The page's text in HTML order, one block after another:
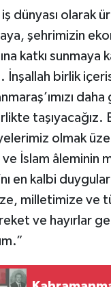
dünyası olarak
şehrimizin
katkı sunmaya
İnşallah birlik
taşıyacağız.
olmak
İslam âleminin
en kalbi
milletimize ve
ve hayırlar